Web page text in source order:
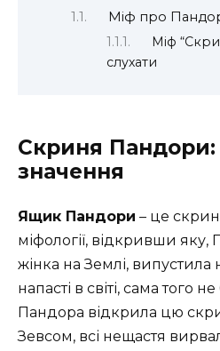
Міф про
Міф
слухати
Скриня Пандори:
значення
Ящик Пандори – це
міфології, відкривши
жінка на Землі, випустила
напасті в світі, сама того
Пандора відкрила цю
Зевсом, всі нещастя